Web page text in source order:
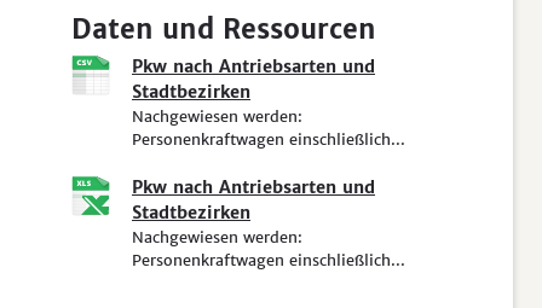
Daten und Ressourcen
Pkw nach Antriebsarten und
Stadtbezirken
Nachgewiesen werden:
Personenkraftwagen einschließlich...
Pkw nach Antriebsarten und
Stadtbezirken
Nachgewiesen werden:
Personenkraftwagen einschließlich...